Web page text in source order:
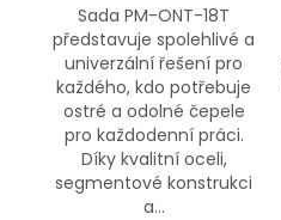
Sada PM-ONT-18T
představuje spolehlivé a
univerzální řešení pro
každého, kdo potřebuje
ostré a odolné čepele
pro každodenní práci.
Díky kvalitní oceli,
segmentové konstrukci
a...